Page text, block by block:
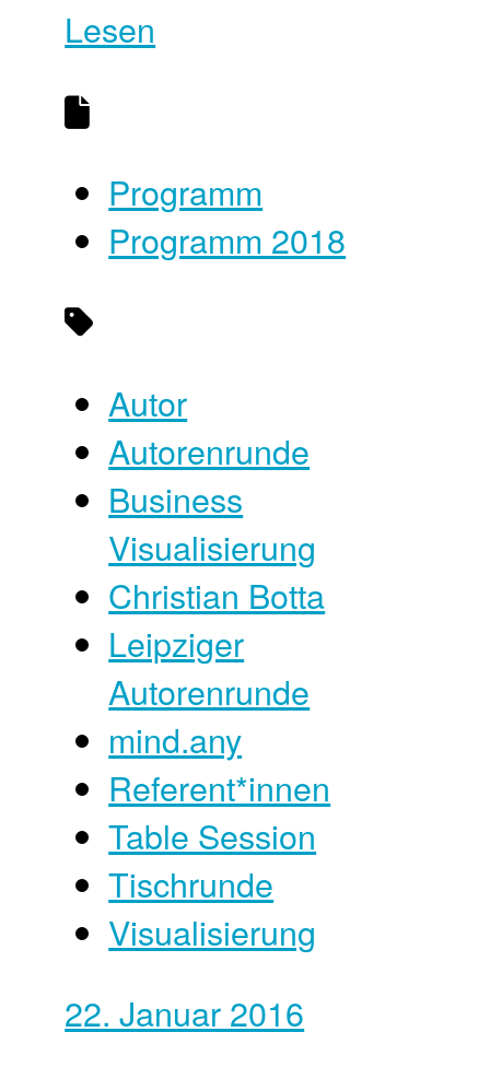
Lesen
Programm
Programm 2018
Autor
Autorenrunde
Business
Visualisierung
Christian Botta
Leipziger
Autorenrunde
mind.any
Referent*innen
Table Session
Tischrunde
Visualisierung
22. Januar 2016